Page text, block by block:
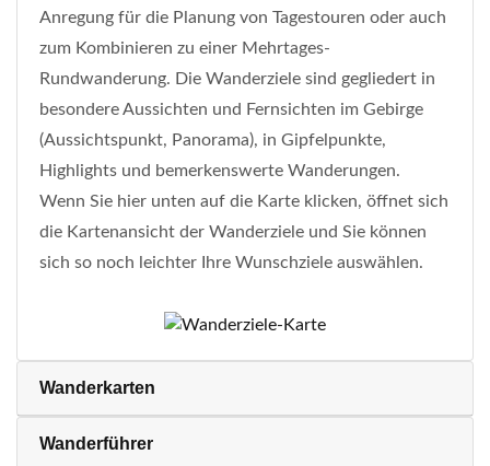
Anregung für die Planung von Tagestouren oder auch
zum Kombinieren zu einer Mehrtages-
Rundwanderung. Die Wanderziele sind gegliedert in
besondere Aussichten und Fernsichten im Gebirge
(Aussichtspunkt, Panorama), in Gipfelpunkte,
Highlights und bemerkenswerte Wanderungen.
Wenn Sie hier unten auf die Karte klicken, öffnet sich
die Kartenansicht der Wanderziele und Sie können
sich so noch leichter Ihre Wunschziele auswählen.
Wanderkarten
Wanderführer